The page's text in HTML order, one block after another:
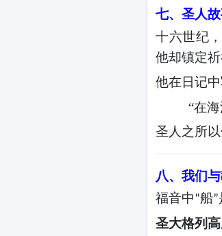
七、圣人
十六世纪，
他却镇定
他在日记中
“在
圣人之所
八、我们
福音中“船”
圣大格列